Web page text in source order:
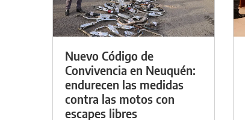
Nuevo Código de
Convivencia en Neuquén:
endurecen las medidas
contra las motos con
escapes libres